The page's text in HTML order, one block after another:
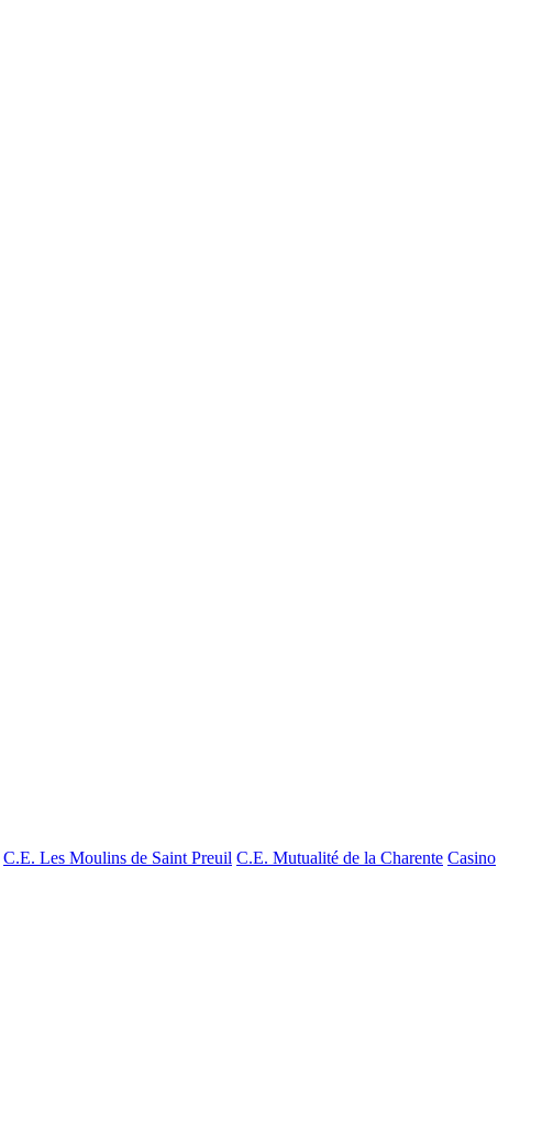
C.E. Les Moulins de Saint Preuil C.E. Mutualité de la Charente Casino